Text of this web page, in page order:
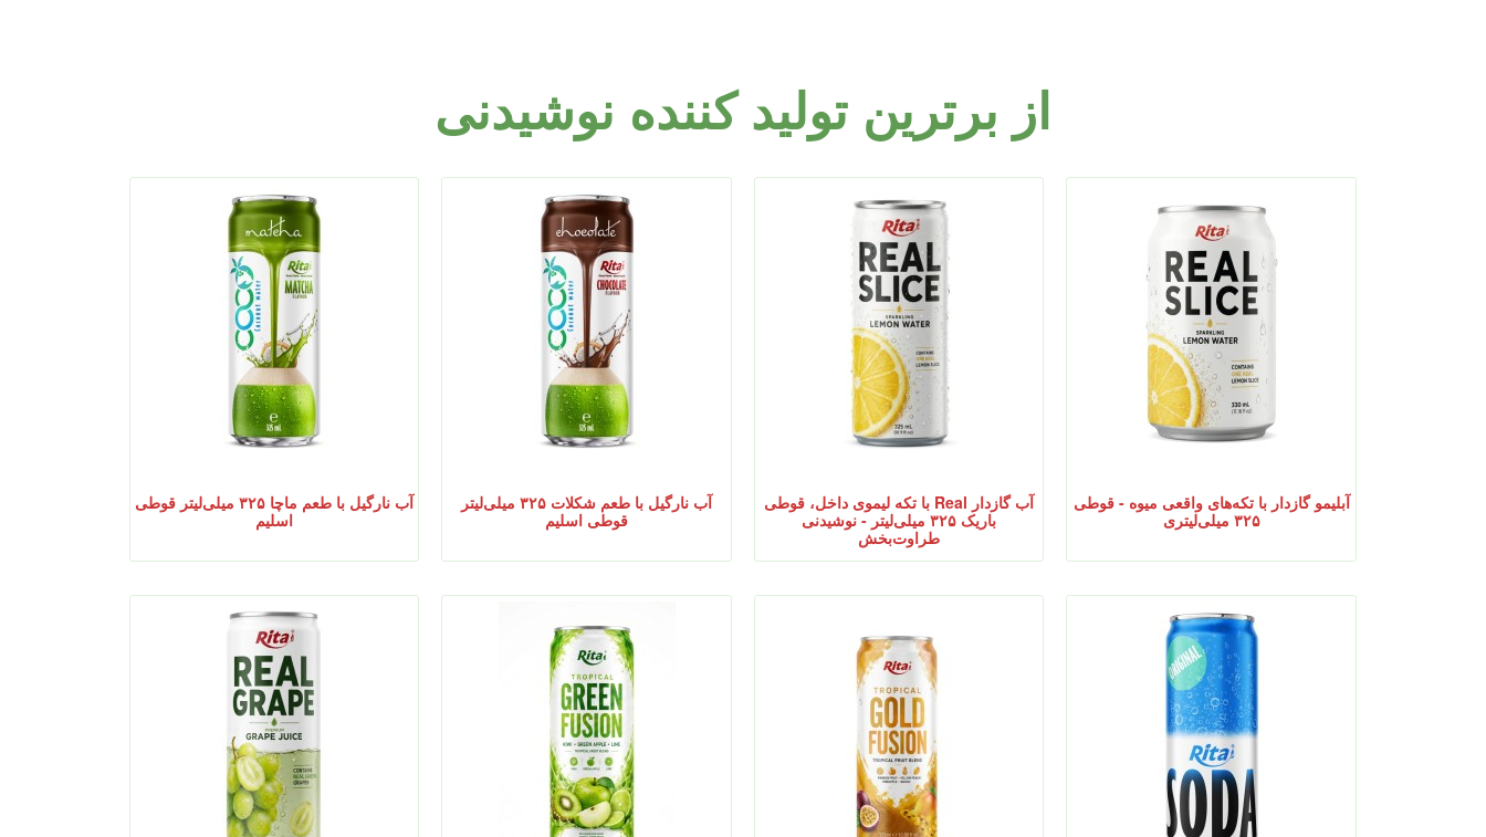
از برترین تولید کننده نوشیدنی
آب نارگیل با طعم ماچا ۳۲۵ میلی‌لیتر قوطی
اسلیم
آب نارگیل با طعم شکلات ۳۲۵ میلی‌لیتر
قوطی اسلیم
آب گازدار Real با تکه لیموی داخل، قوطی
باریک ۳۲۵ میلی‌لیتر - نوشیدنی
طراوت‌بخش
آبلیمو گازدار با تکه‌های واقعی میوه - قوطی
۳۲۵ میلی‌لیتری